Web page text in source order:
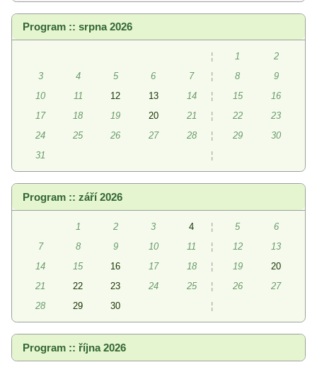
Program :: srpna 2026
¦ 1
2
3
4 5 6 7 ¦ 8
9
10
11 12 13 14 ¦ 15
16
17
18 19 20 21 ¦ 22
23
24
25 26 27 28 ¦ 29
30
31
¦
Program :: září 2026
1 2 3 4 ¦ 5
6
7
8 9 10 11 ¦ 12
13
14
15 16 17 18 ¦ 19
20
21
22 23 24 25 ¦ 26
27
28
29 30 ¦
Program :: října 2026